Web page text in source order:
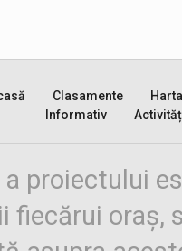
Clasamente
Harta
Informativ
a proiectului
fiecărui oraș,